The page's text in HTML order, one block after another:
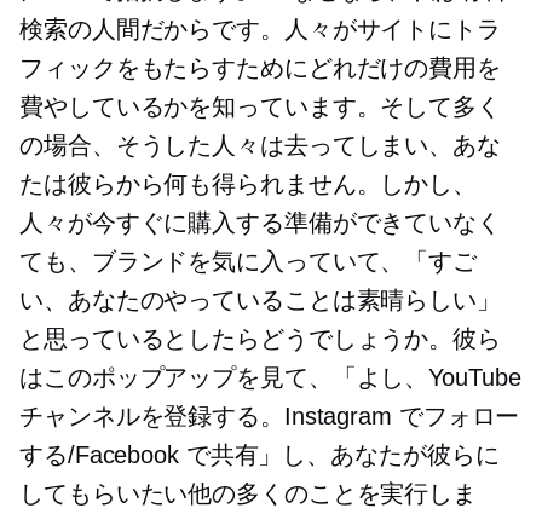
検索の人間だからです。人々がサイトにトラ
フィックをもたらすためにどれだけの費用を
費やしているかを知っています。そして多く
の場合、そうした人々は去ってしまい、あな
たは彼らから何も得られません。しかし、
人々が今すぐに購入する準備ができていなく
ても、ブランドを気に入っていて、「すご
い、あなたのやっていることは素晴らしい」
と思っているとしたらどうでしょうか。彼ら
はこのポップアップを見て、「よし、YouTube
チャンネルを登録する。Instagram でフォロー
する/Facebook で共有」し、あなたが彼らに
してもらいたい他の多くのことを実行しま